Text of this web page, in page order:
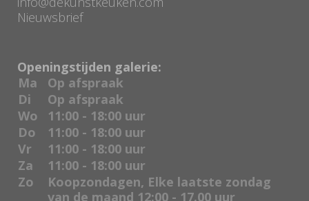
Nieuwsbrief
Openingstijden galerie:
Ma
Op afspraak
Di
Op afspraak
Wo
11:00 - 18:00 uur
Do
11:00 - 18:00 uur
Vr
11:00 - 18:00 uur
Za
11:00 - 18:00 uur
Zo
Koopzondagen, Elke laatste zondag
van de maand 12:00 - 17.00 uur